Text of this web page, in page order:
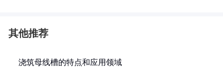
其他推荐
浇筑母线槽的特点和应用领域